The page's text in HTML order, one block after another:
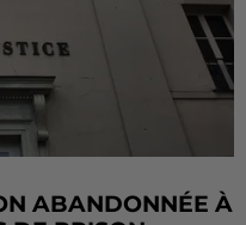
ABANDONNÉE À